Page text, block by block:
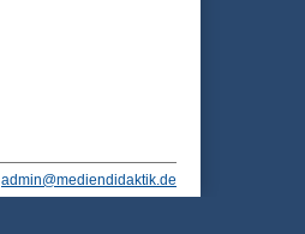
admin@mediendidaktik.de